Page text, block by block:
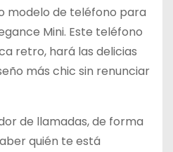
modelo de teléfono para
Mini. Este teléfono
retro, hará las delicias
más chic sin renunciar
de llamadas, de forma
quién te está